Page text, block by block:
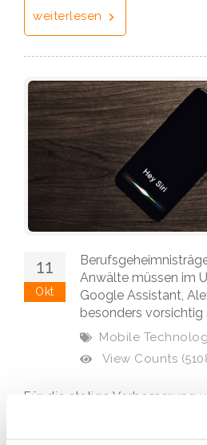
weiterlesen
11
Okt
Anwälte müssen im
Google Assistant,
besonders vorsichtig
Mobile
View Counts
Für die stetige Verbesserung
Weiterentwicklung der auf